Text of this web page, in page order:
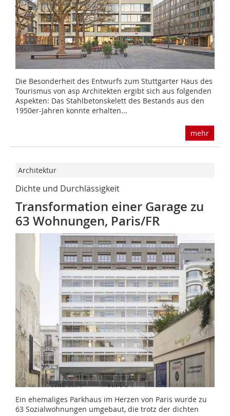
Die Besonderheit des Entwurfs zum Stuttgarter Haus des
Tourismus von asp Architekten ergibt sich aus folgenden
Aspekten: Das Stahlbetonskelett des Bestands aus den
1950er-Jahren konnte erhalten...
mehr
Architektur
Dichte und Durchlässigkeit
Transformation einer Garage zu
63 Wohnungen, Paris/FR
Ein ehemaliges Parkhaus im Herzen von Paris wurde zu
63 Sozialwohnungen umgebaut, die trotz der dichten